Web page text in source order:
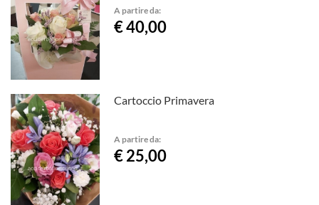
A partire da:
€ 40,00
Cartoccio Primavera
A partire da:
€ 25,00